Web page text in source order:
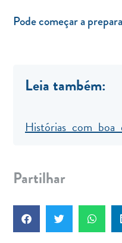
Pode começar a
Leia também:
Histórias com
Partilhar